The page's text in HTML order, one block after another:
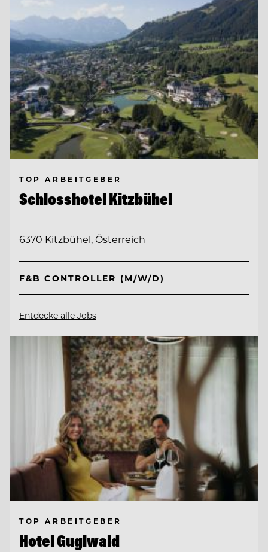
TOP ARBEITGEBER
Schlosshotel Kitzbühel
6370 Kitzbühel, Österreich
F&B CONTROLLER (M/W/D)
Entdecke alle Jobs
TOP ARBEITGEBER
Hotel Guglwald